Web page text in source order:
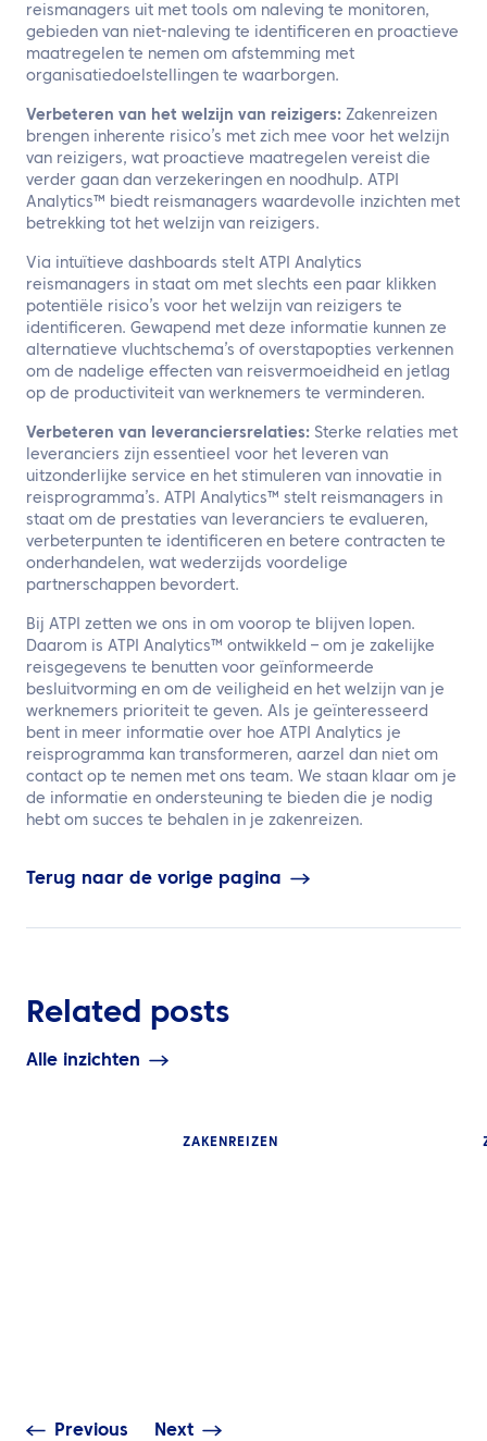
reismanagers uit met tools om naleving te monitoren,
gebieden van niet-naleving te identificeren en proactieve
maatregelen te nemen om afstemming met
organisatiedoelstellingen te waarborgen.
Verbeteren van het welzijn van reizigers: Zakenreizen
brengen inherente risico’s met zich mee voor het welzijn
van reizigers, wat proactieve maatregelen vereist die
verder gaan dan verzekeringen en noodhulp. ATPI
Analytics™ biedt reismanagers waardevolle inzichten met
betrekking tot het welzijn van reizigers.
Via intuïtieve dashboards stelt ATPI Analytics
reismanagers in staat om met slechts een paar klikken
potentiële risico’s voor het welzijn van reizigers te
identificeren. Gewapend met deze informatie kunnen ze
alternatieve vluchtschema’s of overstapopties verkennen
om de nadelige effecten van reisvermoeidheid en jetlag
op de productiviteit van werknemers te verminderen.
Verbeteren van leveranciersrelaties: Sterke relaties met
leveranciers zijn essentieel voor het leveren van
uitzonderlijke service en het stimuleren van innovatie in
reisprogramma’s. ATPI Analytics™ stelt reismanagers in
staat om de prestaties van leveranciers te evalueren,
verbeterpunten te identificeren en betere contracten te
onderhandelen, wat wederzijds voordelige
partnerschappen bevordert.
Bij ATPI zetten we ons in om voorop te blijven lopen.
Daarom is ATPI Analytics™ ontwikkeld – om je zakelijke
reisgegevens te benutten voor geïnformeerde
besluitvorming en om de veiligheid en het welzijn van je
werknemers prioriteit te geven. Als je geïnteresseerd
bent in meer informatie over hoe ATPI Analytics je
reisprogramma kan transformeren, aarzel dan niet om
contact op te nemen met ons team. We staan klaar om je
de informatie en ondersteuning te bieden die je nodig
hebt om succes te behalen in je zakenreizen.
Terug naar de vorige pagina
Related posts
Alle inzichten
ZAKENREIZEN
Previous Next